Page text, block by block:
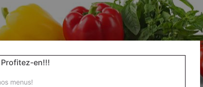
Profitez-en!!!
menus!